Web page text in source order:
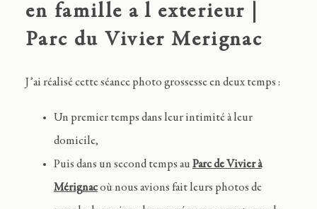
en famille a l exterieur |
Parc du Vivier Merignac
J’ai réalisé cette séance photo grossesse en deux temps :
Un premier temps dans leur intimité à leur
domicile,
Puis dans un second temps au Parc de Vivier à
Mérignacoù nous avions fait leurs photos de